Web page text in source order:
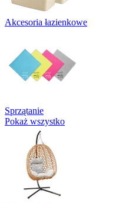
Akcesoria łazienkowe
Sprzątanie
Pokaż wszystko